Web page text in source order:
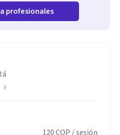
profesionales
120COP / sesión